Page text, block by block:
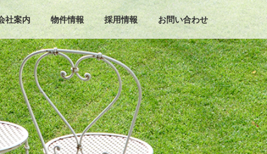
社案内 物件情報 採用情報 お問い合わせ